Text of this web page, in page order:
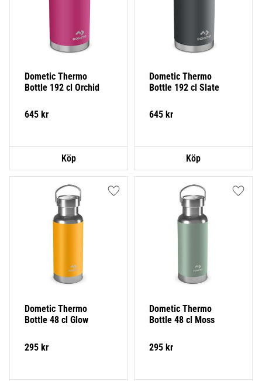
Dometic Thermo
Bottle 192 cl Orchid
645 kr
Dometic Thermo
Bottle 192 cl Slate
645 kr
Dometic Thermo
Bottle 48 cl Glow
295 kr
Lägg till i favoriter
Dometic Thermo
Bottle 48 cl Moss
295 kr
Lägg